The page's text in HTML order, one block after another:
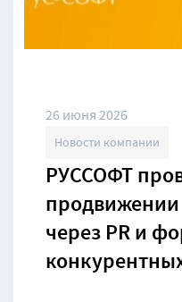
26 июня 2026
Новости компании
РУССОФТ
через PR и